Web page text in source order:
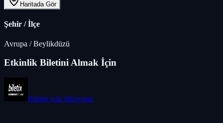
Haritada Gör
Şehir / İlçe
Avrupa /Beylikdüzü
Etkinlik Biletini Almak İçin
Biletix için tıklayınız